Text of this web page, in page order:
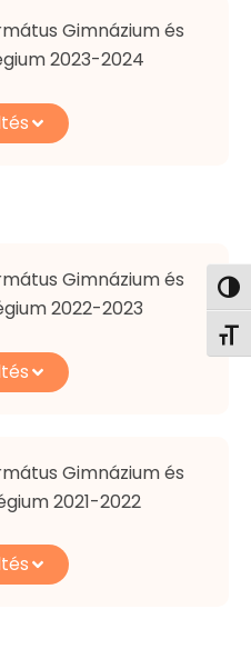
Gimnázium és
2023-2024
Gimnázium és
2022-2023
Gimnázium és
2021-2022